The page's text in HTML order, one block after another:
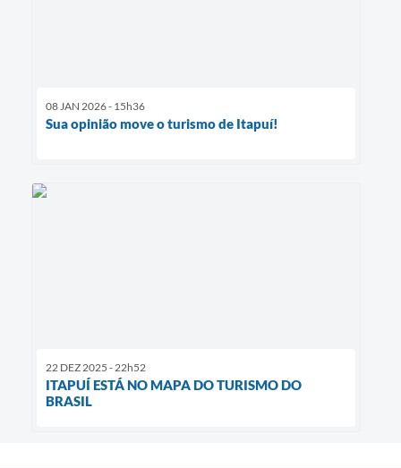
08 JAN 2026 - 15h36
Sua opinião move o turismo de Itapuí!
22 DEZ 2025 - 22h52
ITAPUÍ ESTÁ NO MAPA DO TURISMO DO
BRASIL